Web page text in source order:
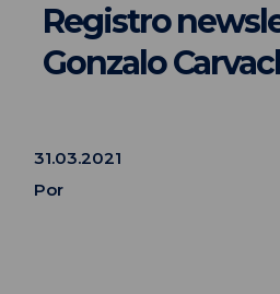
Registro
Gonzalo
31.03.2021
Por